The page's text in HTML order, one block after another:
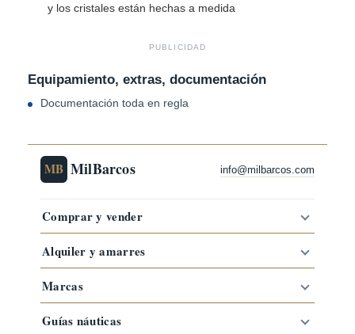
y los cristales están hechas a medida
PUBLICIDAD
Equipamiento, extras, documentación
Documentación toda en regla
MB MilBarcos info@milbarcos.com
Comprar y vender
Alquiler y amarres
Marcas
Guías náuticas